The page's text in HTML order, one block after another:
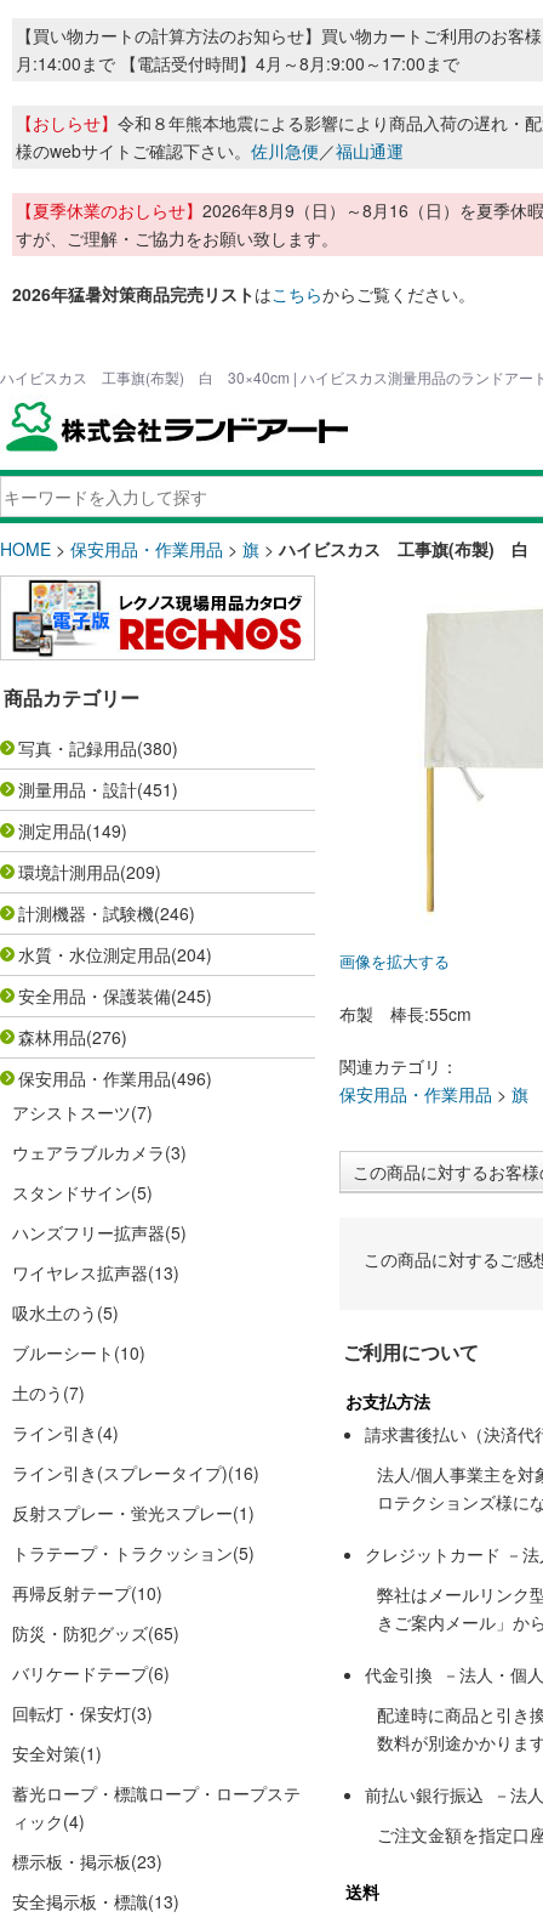
【買い物カートの計算方法のお知らせ】買い物カートご利用のお客
月:14:00まで 【電話受付時間】4月～8月:9:00～17:00まで
【おしらせ】 令和８年熊本地震による影響により商品入荷の遅れ・
様のwebサイトご確認下さい。 佐川急便／福山通運
【夏季休業のおしらせ】 2026年8月9（日）～8月16（日）を夏季休
すが、ご理解・ご協力をお願い致します。
2026年猛暑対策商品完売リストはこちらからご覧ください。
ハイビスカス 工事旗(布製) 白 30×40cm | ハイビスカス測量用品のランドアー
HOME > 保安用品・作業用品 > 旗 >ハイビスカス 工事旗(布製) 白
商品カテゴリー
写真・記録用品(380)
測量用品・設計(451)
測定用品(149)
環境計測用品(209)
計測機器・試験機(246)
水質・水位測定用品(204)
安全用品・保護装備(245)
森林用品(276)
保安用品・作業用品(496)
アシストスーツ(7)
ウェアラブルカメラ(3)
スタンドサイン(5)
ハンズフリー拡声器(5)
ワイヤレス拡声器(13)
吸水土のう (5)
ブルーシート (10)
土のう (7)
ライン引き (4)
ライン引き(スプレータイプ)(16)
反射スプレー・蛍光スプレー(1)
トラテープ・トラクッション(5)
再帰反射テープ(10)
防災・防犯グッズ(65)
バリケードテープ(6)
回転灯・保安灯(3)
安全対策(1)
蓄光ロープ・標識ロープ・ロープステ
ィック(4)
標示板・掲示板(23)
安全掲示板・標識(13)
画像を拡大する
布製 棒長:55cm
関連カテゴリ：
保安用品・作業用品 > 旗
この商品に対するお客
この商品に対するご感
ご利用について
お支払方法
請求書後払い（決済代
法人/個人事業主を対
ロテクションズ様に
クレジットカード －
弊社はメールリンク
きご案内メール」か
代金引換 －法人・個
配達時に商品と引き
数料が別途かかりま
前払い銀行振込 －法
ご注文金額を指定口
送料